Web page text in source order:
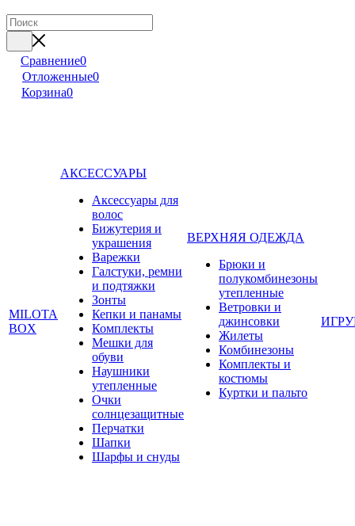
Сравнение0
Отложенные0
Корзина0
MILOTA
BOX
АКСЕССУАРЫ
Аксессуары для
волос
Бижутерия и
украшения
Варежки
Галстуки, ремни
и подтяжки
Зонты
Кепки и панамы
Комплекты
Мешки для
обуви
Наушники
утепленные
Очки
солнцезащитные
Перчатки
Шапки
Шарфы и снуды
ВЕРХНЯЯ ОДЕЖДА
Брюки и
полукомбинезоны
утепленные
Ветровки и
джинсовки
Жилеты
Комбинезоны
Комплекты и
костюмы
Куртки и пальто